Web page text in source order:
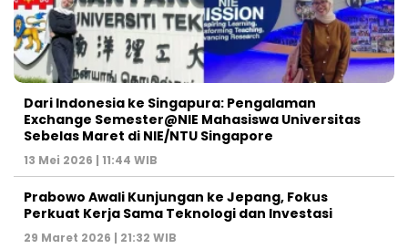
Dari Indonesia ke Singapura: Pengalaman
Exchange Semester@NIE Mahasiswa Universitas
Sebelas Maret di NIE/NTU Singapore
13 Mei 2026 | 11:44 WIB
Prabowo Awali Kunjungan ke Jepang, Fokus
Perkuat Kerja Sama Teknologi dan Investasi
29 Maret 2026 | 21:32 WIB